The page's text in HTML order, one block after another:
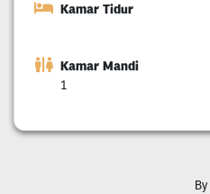
Kamar Tidur
Kamar Mandi
1
By